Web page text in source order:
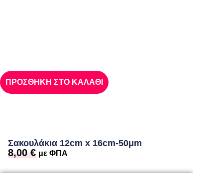
ΠΡΟΣΘΗΚΗ ΣΤΟ ΚΑΛΑΘΙ
Σακουλάκια 12cm x 16cm-50μm
8,00€ με ΦΠΑ